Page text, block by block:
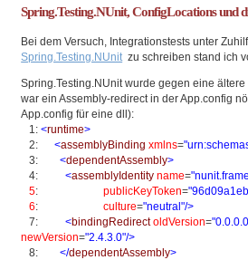
Spring.Testing.NUnit, ConfigLocations und
Bei dem Versuch, Integrationstests unter
Spring.Testing.NUnit zu schreiben stand ich
Spring.Testing.NUnit wurde gegen eine
war ein Assembly-redirect in der App.config
App.config für eine dll):
1:<runtime>
2:<assemblyBinding xmlns=
3:<dependentAssembly>
4:<assemblyIdentity name=
5:publicKeyToken=
6:culture="neutral"/>
7:<bindingRedirect oldVersion=
newVersion="2.4.3.0"/>
8:</dependentAssembly>